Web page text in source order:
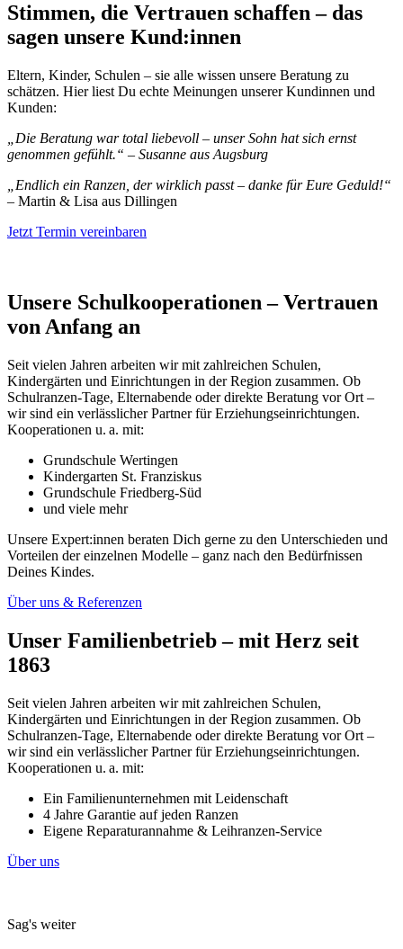
Stimmen, die Vertrauen schaffen – das
sagen unsere Kund:innen
Eltern, Kinder, Schulen – sie alle wissen unsere Beratung zu
schätzen. Hier liest Du echte Meinungen unserer Kundinnen und
Kunden:
„Die Beratung war total liebevoll – unser Sohn hat sich ernst
genommen gefühlt.“ – Susanne aus Augsburg
„Endlich ein Ranzen, der wirklich passt – danke für Eure Geduld!“
– Martin & Lisa aus Dillingen
Jetzt Termin vereinbaren
Unsere Schulkooperationen – Vertrauen
von Anfang an
Seit vielen Jahren arbeiten wir mit zahlreichen Schulen,
Kindergärten und Einrichtungen in der Region zusammen. Ob
Schulranzen-Tage, Elternabende oder direkte Beratung vor Ort –
wir sind ein verlässlicher Partner für Erziehungseinrichtungen.
Kooperationen u. a. mit:
Grundschule Wertingen
Kindergarten St. Franziskus
Grundschule Friedberg-Süd
und viele mehr
Unsere Expert:innen beraten Dich gerne zu den Unterschieden und
Vorteilen der einzelnen Modelle – ganz nach den Bedürfnissen
Deines Kindes.
Über uns & Referenzen
Unser Familienbetrieb – mit Herz seit
1863
Seit vielen Jahren arbeiten wir mit zahlreichen Schulen,
Kindergärten und Einrichtungen in der Region zusammen. Ob
Schulranzen-Tage, Elternabende oder direkte Beratung vor Ort –
wir sind ein verlässlicher Partner für Erziehungseinrichtungen.
Kooperationen u. a. mit:
Ein Familienunternehmen mit Leidenschaft
4 Jahre Garantie auf jeden Ranzen
Eigene Reparaturannahme & Leihranzen-Service
Über uns
Sag's weiter